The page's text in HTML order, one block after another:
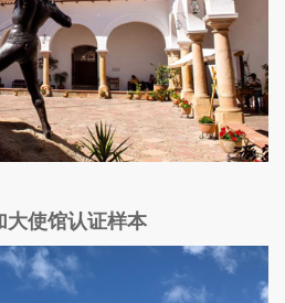
大使馆认证样本